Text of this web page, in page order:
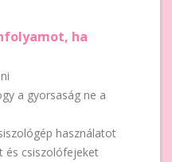
ha
a gyorsaság ne a
használatot
és csiszolófejeket